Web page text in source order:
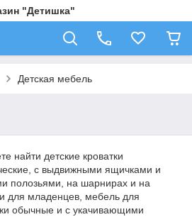
"Детишка"
Детская мебель
найти детские кроватки
с выдвижными ящичками и
полозьями, на шарнирах и на
для младенцев, мебель для
обычные и с укачивающими